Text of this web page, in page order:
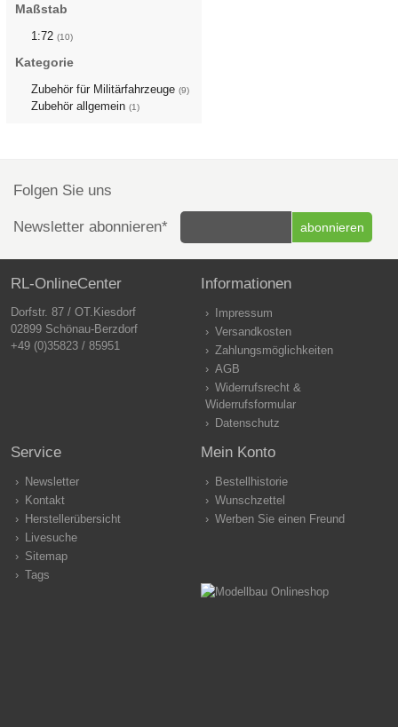
Maßstab
1:72 (10)
Kategorie
Zubehör für Militärfahrzeuge (9)
Zubehör allgemein (1)
Folgen Sie uns
Newsletter abonnieren*
RL-OnlineCenter
Dorfstr. 87 / OT.Kiesdorf
02899 Schönau-Berzdorf
+49 (0)35823 / 85951
Informationen
Impressum
Versandkosten
Zahlungsmöglichkeiten
AGB
Widerrufsrecht &
Widerrufsformular
Datenschutz
Service
Newsletter
Kontakt
Herstellerübersicht
Livesuche
Sitemap
Tags
Mein Konto
Bestellhistorie
Wunschzettel
Werben Sie einen Freund